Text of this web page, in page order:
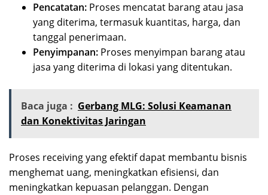
Pencatatan: Proses mencatat barang atau jasa
yang diterima, termasuk kuantitas, harga, dan
tanggal penerimaan.
Penyimpanan: Proses menyimpan barang atau
jasa yang diterima di lokasi yang ditentukan.
Baca juga : Gerbang MLG: Solusi Keamanan
dan Konektivitas Jaringan
Proses receiving yang efektif dapat membantu bisnis
menghemat uang, meningkatkan efisiensi, dan
meningkatkan kepuasan pelanggan. Dengan